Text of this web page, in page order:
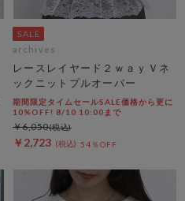
archives
レースレイヤード２ｗａｙＶネ
ックニットプルオーバー
期間限定タイムセールSALE価格から更に
10%OFF! 8/10 10:00まで
￥2,723 54％OFF
￥6,050